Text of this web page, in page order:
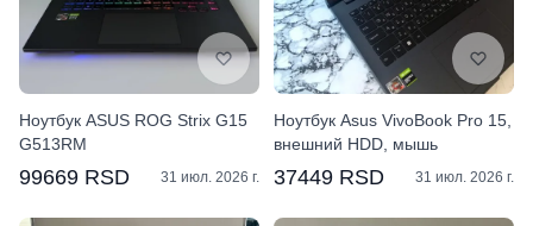
Ноутбук ASUS ROG Strix G15
G513RM
99669 RSD 31 июл. 2026 г.
Ноутбук Asus VivoBook Pro 15,
внешний HDD, мышь
37449 RSD 31 июл. 2026 г.